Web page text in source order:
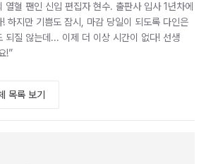
열혈 팬인 신입 편집자 현수. 출판사 입사 1년차에
하지만 기쁨도 잠시, 마감 당일이 되도록 다인은
되질 않는데... 이제 더 이상 시간이 없다! 선생
!”
목록 보기